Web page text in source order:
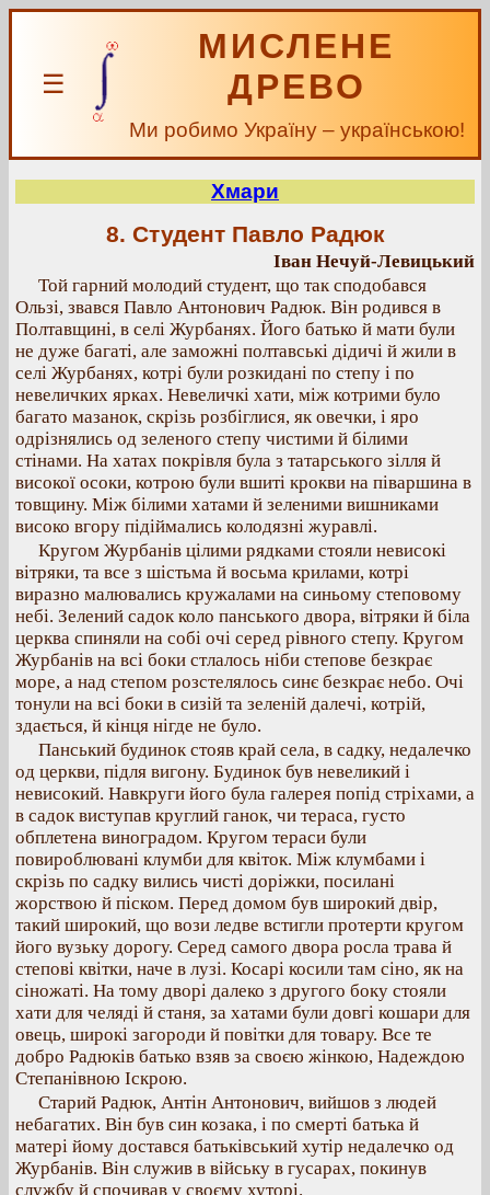
☰
МИСЛЕНЕ
ДРЕВО
Ми робимо Україну – українською!
Хмари
8. Студент Павло Радюк
Іван Нечуй-Левицький
Той гарний молодий студент, що так сподобався
Ользі, звався Павло Антонович Радюк. Він родився в
Полтавщині, в селі Журбанях. Його батько й мати були
не дуже багаті, але заможні полтавські дідичі й жили в
селі Журбанях, котрі були розкидані по степу і по
невеличких ярках. Невеличкі хати, між котрими було
багато мазанок, скрізь розбіглися, як овечки, і яро
одрізнялись од зеленого степу чистими й білими
стінами. На хатах покрівля була з татарського зілля й
високої осоки, котрою були вшиті крокви на піваршина в
товщину. Між білими хатами й зеленими вишниками
високо вгору підіймались колодязні журавлі.
Кругом Журбанів цілими рядками стояли невисокі
вітряки, та все з шістьма й восьма крилами, котрі
виразно малювались кружалами на синьому степовому
небі. Зелений садок коло панського двора, вітряки й біла
церква спиняли на собі очі серед рівного степу. Кругом
Журбанів на всі боки стлалось ніби степове безкрає
море, а над степом розстелялось синє безкрає небо. Очі
тонули на всі боки в сизій та зеленій далечі, котрій,
здається, й кінця нігде не було.
Панський будинок стояв край села, в садку, недалечко
од церкви, підля вигону. Будинок був невеликий і
невисокий. Навкруги його була галерея попід стріхами, а
в садок виступав круглий ганок, чи тераса, густо
обплетена виноградом. Кругом тераси були
повироблювані клумби для квіток. Між клумбами і
скрізь по садку вились чисті доріжки, посилані
жорствою й піском. Перед домом був широкий двір,
такий широкий, що вози ледве встигли протерти кругом
його вузьку дорогу. Серед самого двора росла трава й
степові квітки, наче в лузі. Косарі косили там сіно, як на
сіножаті. На тому дворі далеко з другого боку стояли
хати для челяді й станя, за хатами були довгі кошари для
овець, широкі загороди й повітки для товару. Все те
добро Радюків батько взяв за своєю жінкою, Надеждою
Степанівною Іскрою.
Старий Радюк, Антін Антонович, вийшов з людей
небагатих. Він був син козака, і по смерті батька й
матері йому достався батьківський хутір недалечко од
Журбанів. Він служив в війську в гусарах, покинув
службу й спочивав у своєму хуторі.